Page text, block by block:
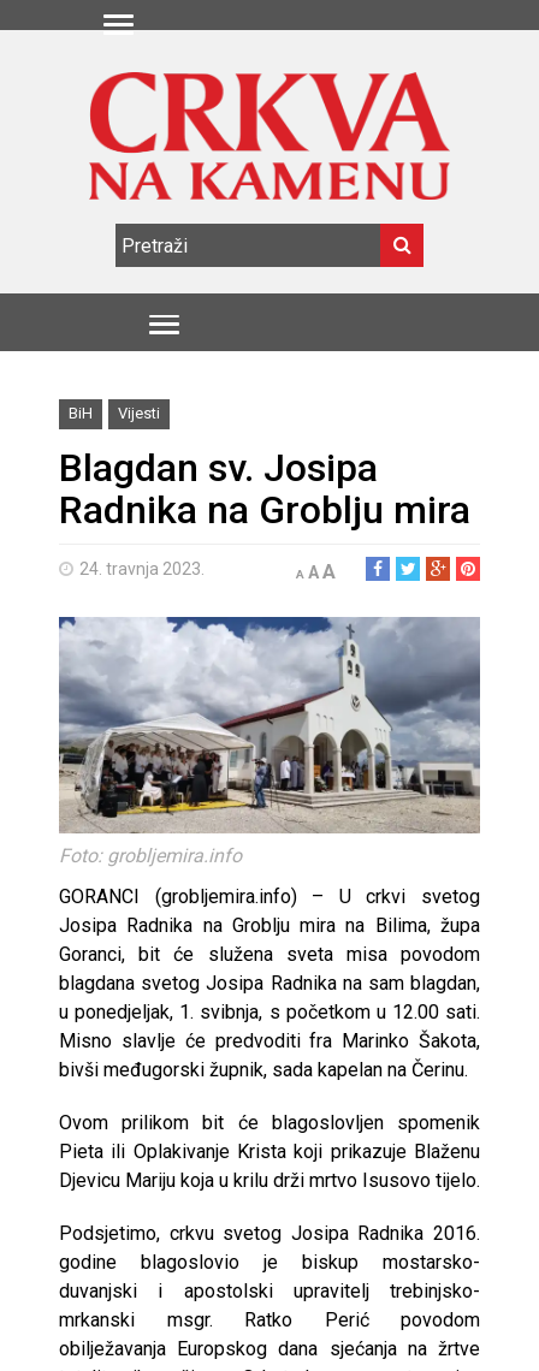
BiH Vijesti
Blagdan sv. Josipa
Radnika na Groblju mira
24. travnja 2023. A AA
Foto: grobljemira.info
GORANCI (grobljemira.info) – U crkvi svetog
Josipa Radnika na Groblju mira na Bilima, župa
Goranci, bit će služena sveta misa povodom
blagdana svetog Josipa Radnika na sam blagdan,
u ponedjeljak, 1. svibnja, s početkom u 12.00 sati.
Misno slavlje će predvoditi fra Marinko Šakota,
bivši međugorski župnik, sada kapelan na Čerinu.
Ovom prilikom bit će blagoslovljen spomenik
Pieta ili Oplakivanje Krista koji prikazuje Blaženu
Djevicu Mariju koja u krilu drži mrtvo Isusovo tijelo.
Podsjetimo, crkvu svetog Josipa Radnika 2016.
godine blagoslovio je biskup mostarsko-
duvanjski i apostolski upravitelj trebinjsko-
mrkanski msgr. Ratko Perić povodom
obilježavanja Europskog dana sjećanja na žrtve